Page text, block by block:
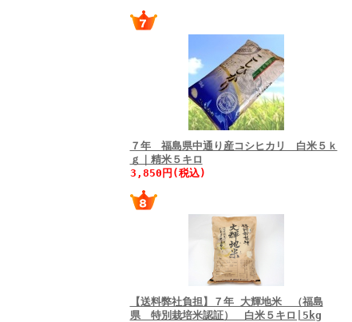
７年 福島県中通り産コシヒカリ 白米５ｋ
ｇ｜精米５キロ
3,850円(税込)
【送料弊社負担】７年 大輝地米 （福島
県 特別栽培米認証） 白米５キロ|5kg